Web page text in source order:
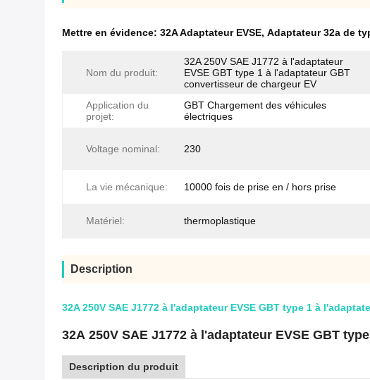
Mettre en évidence: 32A Adaptateur EVSE, Adaptateur 32a de
Nom du produit:
32A 250V SAE J1772 à l'adaptateur
EVSE GBT type 1 à l'adaptateur GBT
convertisseur de chargeur EV
Application du
projet:
GBT Chargement des véhicules
électriques
Voltage nominal: 230
La vie mécanique: 10000 fois de prise en / hors prise
Matériel: thermoplastique
Description
32A 250V SAE J1772 à l'adaptateur EVSE GBT type 1 à
32A 250V SAE J1772 à l'adaptateur EVSE GBT
Description du produit